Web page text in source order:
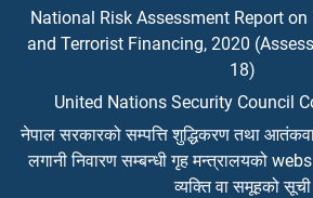
National Risk Assessment Report
and Terrorist Financing, 2020
18)
United Nations Security Council
नेपाल सरकारको सम्पत्ति शुद्धिकरण तथा
लगानी निवारण सम्बन्धी गृह मन्त्रालयको
व्यक्ति वा समूहको सूची